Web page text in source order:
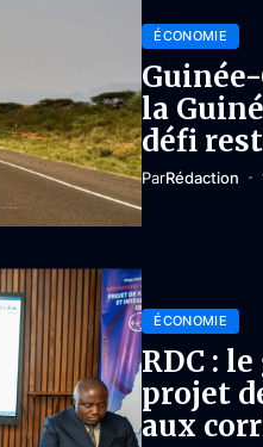
ÉCONOMIE
la
défi
ParRédaction
ÉCONOMIE
RDC :
projet
aux